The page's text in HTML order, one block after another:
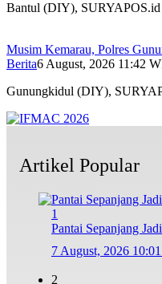
Bantul (DIY), SURYAPOS.id
Musim Kemarau, Polres
Berita6 August, 2026 11:42
Gunungkidul (DIY),
Artikel Popular
1
Pantai Sepanjang
7 August, 2026
2